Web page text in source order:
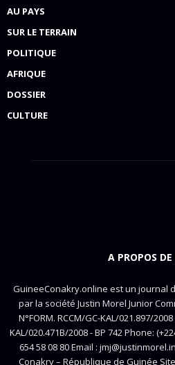
AU PAYS
SUR LE TERRAIN
POLITIQUE
AFRIQUE
DOSSIER
CULTURE
A PROPOS
GuineeConakry.online est un journal
par la société Justin Morel Junior
N°FORM. RCCM/GC-KAL/021.897/
KAL/020.471B/2008 - BP 742 Phone:
654 58 08 80 Email :
Conakry – République de Guinée